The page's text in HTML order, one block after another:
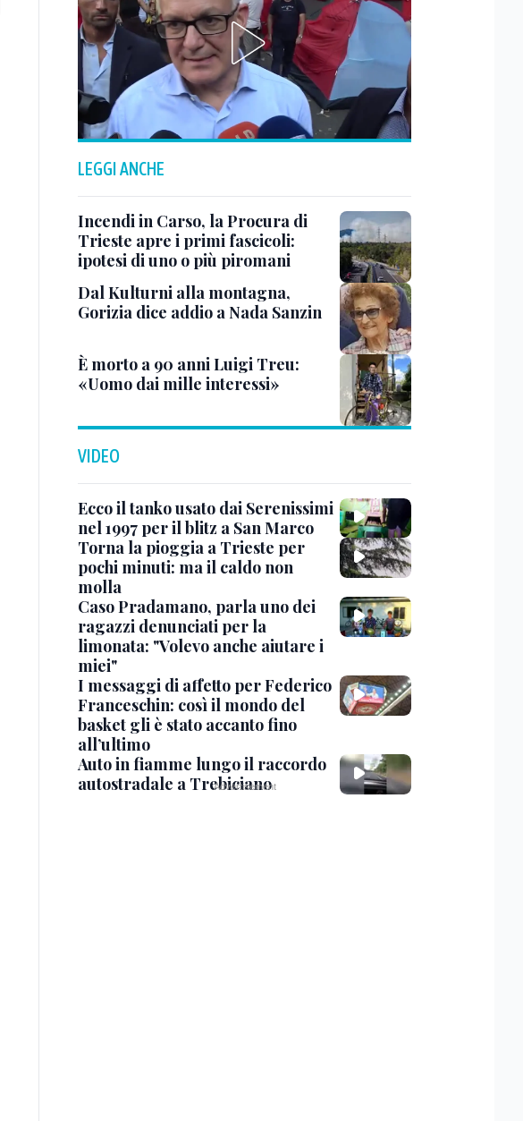
LEGGI ANCHE
Incendi in Carso, la Procura di
Trieste apre i primi fascicoli:
ipotesi di uno o più piromani
Dal Kulturni alla montagna,
Gorizia dice addio a Nada Sanzin
È morto a 90 anni Luigi Treu:
«Uomo dai mille interessi»
VIDEO
Ecco il tanko usato dai Serenissimi
nel 1997 per il blitz a San Marco
Torna la pioggia a Trieste per
pochi minuti: ma il caldo non
molla
Caso Pradamano, parla uno dei
ragazzi denunciati per la
limonata: "Volevo anche aiutare i
miei"
I messaggi di affetto per Federico
Franceschin: così il mondo del
basket gli è stato accanto fino
all’ultimo
Auto in fiamme lungo il raccordo
autostradale a Trebiciano